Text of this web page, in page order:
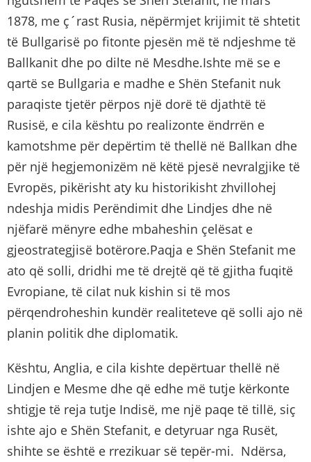
1878, me ç´rast Rusia, nëpërmjet krijimit të shtetit
të Bullgarisë po fitonte pjesën më të ndjeshme të
Ballkanit dhe po dilte në Mesdhe.Ishte më se e
qartë se Bullgaria e madhe e Shën Stefanit nuk
paraqiste tjetër përpos një dorë të djathtë të
Rusisë, e cila kështu po realizonte ëndrrën e
kamotshme për depërtim të thellë në Ballkan dhe
për një hegjemonizëm në këtë pjesë nevralgjike të
Evropës, pikërisht aty ku historikisht zhvillohej
ndeshja midis Perëndimit dhe Lindjes dhe në
njëfarë mënyre edhe mbaheshin çelësat e
gjeostrategjisë botërore.Paqja e Shën Stefanit me
ato që solli, dridhi me të drejtë që të gjitha fuqitë
Evropiane, të cilat nuk kishin si të mos
përqendroheshin kundër realiteteve që solli ajo në
planin politik dhe diplomatik.
Kështu, Anglia, e cila kishte depërtuar thellë në
Lindjen e Mesme dhe që edhe më tutje kërkonte
shtigje të reja tutje Indisë, me një paqe të tillë, siç
ishte ajo e Shën Stefanit, e detyruar nga Rusët,
shihte se është e rrezikuar së tepër-mi. Ndërsa,